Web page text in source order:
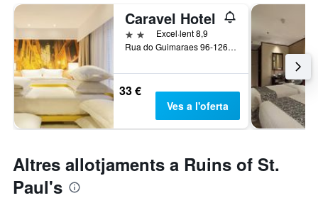
Caravel Hotel
2 estrellesExcel·lent 8,9
Rua do Guimaraes 96-126, Macau
33 €
Ves a l'oferta
Altres allotjaments a Ruins of St.
Paul's